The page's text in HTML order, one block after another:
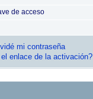
de acceso
mi contraseña
enlace de la activación?